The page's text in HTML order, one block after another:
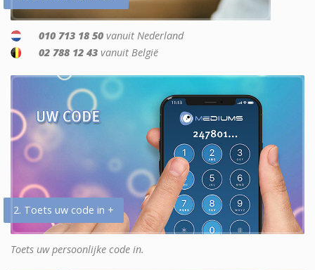
010 713 18 50 vanuit Nederland
02 788 12 43 vanuit België
2. Toets uw code in +
Toets uw persoonlijke code in.